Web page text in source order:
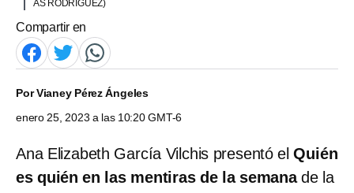
AS RODRÍGUEZ)
Compartir en
PorVianey Pérez Ángeles
enero 25, 2023 a las 10:20 GMT-6
Ana Elizabeth García Vilchis presentó elQuién
es quién en las mentiras de la semanade la